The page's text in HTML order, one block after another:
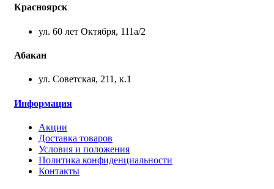
Красноярск
ул. 60 лет Октября, 111а/2
Абакан
ул. Советская, 211, к.1
Информация
Акции
Доставка товаров
Условия и положения
Политика конфиденциальности
Контакты